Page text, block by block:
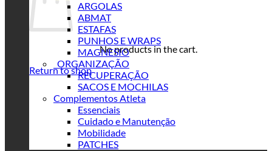
No products in the cart.
Return to shop
ARGOLAS
ABMAT
ESTAFAS
PUNHOS E WRAPS
MAGNESIO
_ORGANIZAÇÃO
RECUPERAÇÃO
SACOS E MOCHILAS
Complementos Atleta
Essenciais
Cuidado e Manutenção
Mobilidade
PATCHES